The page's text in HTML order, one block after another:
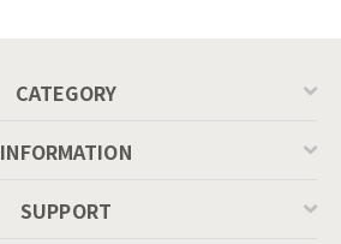
CATEGORY
INFORMATION
SUPPORT